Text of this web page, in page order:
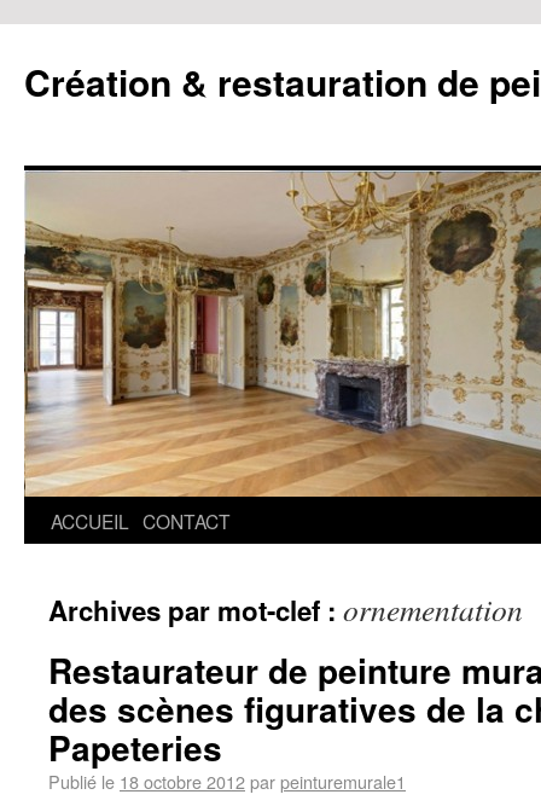
Création & restauration de
ACCUEIL CONTACT
Archives par mot-clef : ornementation
Restaurateur de peinture
des scènes figuratives de la
Papeteries
Publié le 18 octobre 2012parpeinturemurale1